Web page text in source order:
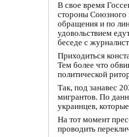
В свое время
стороны Союзного
обращения и по
удовольствием
беседе с
Приходиться
Тем более что
политической
Так, под занавес
мигрантов. По
украинцев,
На тот момент
проводить